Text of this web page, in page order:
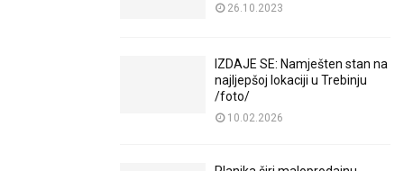
26.10.2023
IZDAJE SE: Namješten stan na
najljepšoj lokaciji u Trebinju
/foto/
10.02.2026